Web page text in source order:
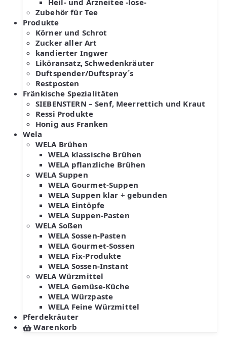
Heil- und Arzneitee -lose-
Zubehör für Tee
Produkte
Körner und Schrot
Zucker aller Art
kandierter Ingwer
Liköransatz, Schwedenkräuter
Duftspender/Duftspray´s
Restposten
Fränkische Spezialitäten
SIEBENSTERN – Senf, Meerrettich und Kraut
Ressi Produkte
Honig aus Franken
Wela
WELA Brühen
WELA klassische Brühen
WELA pflanzliche Brühen
WELA Suppen
WELA Gourmet-Suppen
WELA Suppen klar + gebunden
WELA Eintöpfe
WELA Suppen-Pasten
WELA Soßen
WELA Sossen-Pasten
WELA Gourmet-Sossen
WELA Fix-Produkte
WELA Sossen-Instant
WELA Würzmittel
WELA Gemüse-Küche
WELA Würzpaste
WELA Feine Würzmittel
Pferdekräuter
Warenkorb